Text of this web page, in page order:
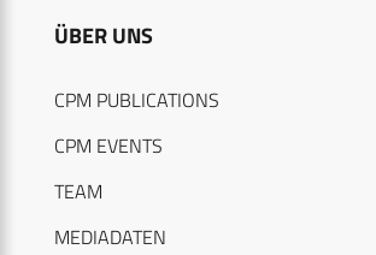
ÜBER UNS
CPM PUBLICATIONS
CPM EVENTS
TEAM
MEDIADATEN